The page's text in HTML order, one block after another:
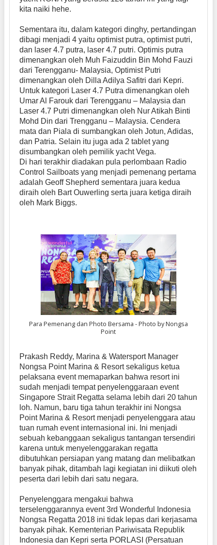
kita naiki hehe.
Sementara itu, dalam kategori dinghy, pertandingan
dibagi menjadi 4 yaitu optimist putra, optimist putri,
dan laser 4.7 putra, laser 4.7 putri. Optimis putra
dimenangkan oleh Muh Faizuddin Bin Mohd Fauzi
dari Terengganu- Malaysia, Optimist Putri
dimenangkan oleh Dilla Adilya Safitri dari Kepri.
Untuk kategori Laser 4.7 Putra dimenangkan oleh
Umar Al Farouk dari Terengganu – Malaysia dan
Laser 4.7 Putri dimenangkan oleh Nur Atikah Binti
Mohd Din dari Trengganu – Malaysia. Cendera
mata dan Piala di sumbangkan oleh Jotun, Adidas,
dan Patria. Selain itu juga ada 2 tablet yang
disumbangkan oleh pemilik yacht Vega.
Di hari terakhir diadakan pula perlombaan Radio
Control Sailboats yang menjadi pemenang pertama
adalah Geoff Shepherd sementara juara kedua
diraih oleh Bart Ouwerling serta juara ketiga diraih
oleh Mark Biggs.
Para Pemenang dan Photo Bersama - Photo by Nongsa
Point
Prakash Reddy, Marina & Watersport Manager
Nongsa Point Marina & Resort sekaligus ketua
pelaksana event memaparkan bahwa resort ini
sudah menjadi tempat penyelenggaraan event
Singapore Strait Regatta selama lebih dari 20 tahun
loh. Namun, baru tiga tahun terakhir ini Nongsa
Point Marina & Resort menjadi penyelenggara atau
tuan rumah event internasional ini. Ini menjadi
sebuah kebanggaan sekaligus tantangan tersendiri
karena untuk menyelenggarakan regatta
dibutuhkan persiapan yang matang dan melibatkan
banyak pihak, ditambah lagi kegiatan ini diikuti oleh
peserta dari lebih dari satu negara.
Penyelenggara mengakui bahwa
terselenggarannya event 3rd Wonderful Indonesia
Nongsa Regatta 2018 ini tidak lepas dari kerjasama
banyak pihak. Kementerian Pariwisata Republik
Indonesia dan Kepri serta PORLASI (Persatuan